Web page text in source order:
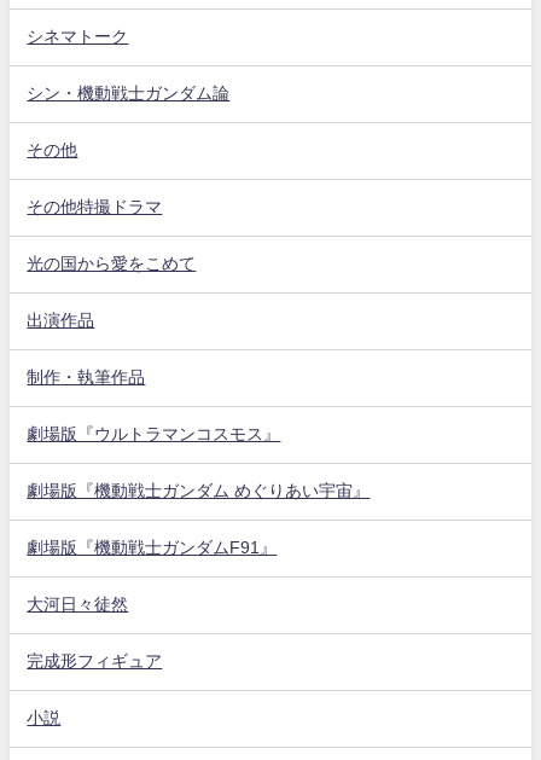
シネマトーク
シン・機動戦士ガンダム論
その他
その他特撮ドラマ
光の国から愛をこめて
出演作品
制作・執筆作品
劇場版『ウルトラマンコスモス』
劇場版『機動戦士ガンダム めぐりあい宇宙』
劇場版『機動戦士ガンダムF91』
大河日々徒然
完成形フィギュア
小説